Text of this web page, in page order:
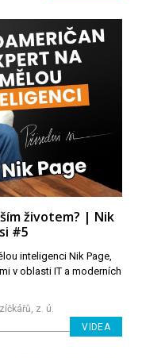
životem? | Nik
#5
inteligenci Nik Page,
v oblasti IT a moderních
z. ú.
VIDEA